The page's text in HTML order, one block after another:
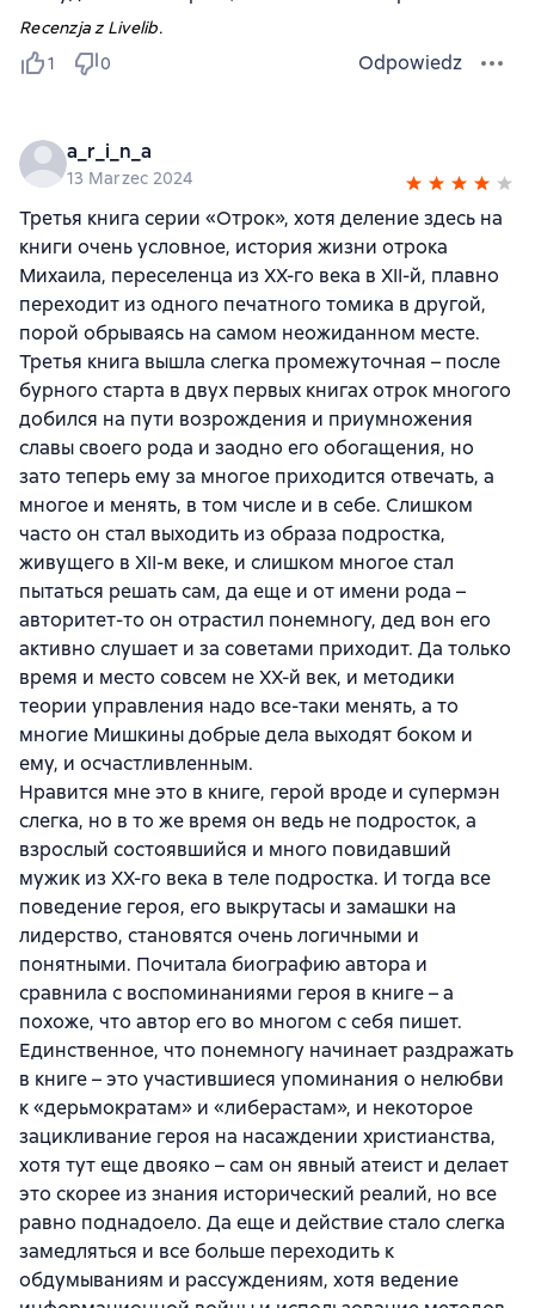
Recenzja z Livelib.
1
0 Odpowiedz
a_r_i_n_a
13 Marzec 2024
Третья книга серии «Отрок», хотя деление здесь на
книги очень условное, история жизни отрока
Михаила, переселенца из ХХ-го века в ХII-й, плавно
переходит из одного печатного томика в другой,
порой обрываясь на самом неожиданном месте.
Третья книга вышла слегка промежуточная – после
бурного старта в двух первых книгах отрок многого
добился на пути возрождения и приумножения
славы своего рода и заодно его обогащения, но
зато теперь ему за многое приходится отвечать, а
многое и менять, в том числе и в себе. Слишком
часто он стал выходить из образа подростка,
живущего в ХII-м веке, и слишком многое стал
пытаться решать сам, да еще и от имени рода –
авторитет-то он отрастил понемногу, дед вон его
активно слушает и за советами приходит. Да только
время и место совсем не ХХ-й век, и методики
теории управления надо все-таки менять, а то
многие Мишкины добрые дела выходят боком и
ему, и осчастливленным.
Нравится мне это в книге, герой вроде и супермэн
слегка, но в то же время он ведь не подросток, а
взрослый состоявшийся и много повидавший
мужик из ХХ-го века в теле подростка. И тогда все
поведение героя, его выкрутасы и замашки на
лидерство, становятся очень логичными и
понятными. Почитала биографию автора и
сравнила с воспоминаниями героя в книге – а
похоже, что автор его во многом с себя пишет.
Единственное, что понемногу начинает раздражать
в книге – это участившиеся упоминания о нелюбви
к «дерьмократам» и «либерастам», и некоторое
зацикливание героя на насаждении христианства,
хотя тут еще двояко – сам он явный атеист и делает
это скорее из знания исторический реалий, но все
равно поднадоело. Да еще и действие стало слегка
замедляться и все больше переходить к
обдумываниям и рассуждениям, хотя ведение